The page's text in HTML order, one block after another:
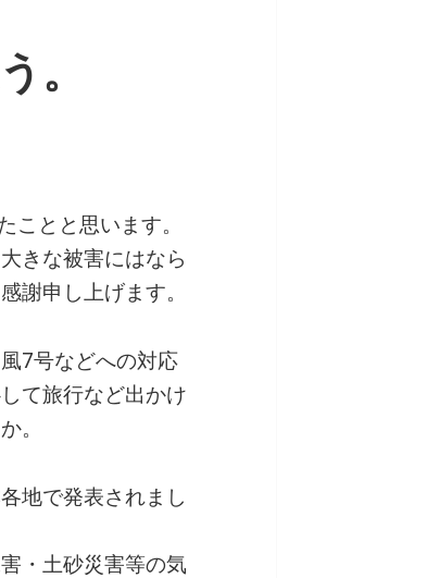
。
とと思います。
きな被害にはなら
謝申し上げます。
7号などへの対応
て旅行など出かけ
。
地で発表されまし
・土砂災害等の気